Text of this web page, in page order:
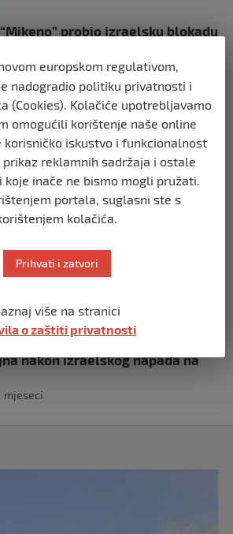
probio izraelsku blokadu
zastavu BiH
mjeseci
stanje u Münchenu, odjeknulo
eksplozija: Ima žrtava,
snage na terenu
mjeseci
Spremni smo vojno uzvratiti
nakon izraelskog napada na
mjeseci
europskom regulativom,
nadogradio politiku privatnosti i
(Cookies). Kolačiće upotrebljavamo
omogućili korištenje naše online
korisničko iskustvo i funkcionalnost
reklamnih sadržaja i ostale
inače ne bismo mogli pružati.
portala, suglasni ste s
kolačića.
Prihvati i zatvori
više na stranici
o zaštiti privatnosti